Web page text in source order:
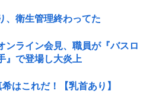
、衛生管理終わってた
ンライン会見、職員が『バスロ
』で登場し大炎上
はこれだ！【乳首あり】